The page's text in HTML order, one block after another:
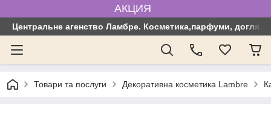
АКЦИЯ
Центральне агенство Ламбре. Косметика,парфуми, догляд
Товари та послуги Декоративна косметика Lambre